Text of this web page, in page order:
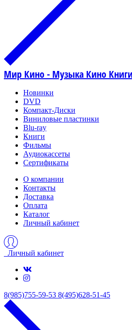
Мир Кино - Музыка Кино Книги
Новинки
DVD
Компакт-Диски
Виниловые пластинки
Blu-ray
Книги
Фильмы
Аудиокассеты
Сертификаты
О компании
Контакты
Доставка
Оплата
Каталог
Личный кабинет
Личный кабинет
8(985)755-59-53 8(495)628-51-45